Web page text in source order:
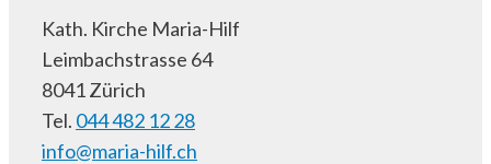
Kath. Kirche Maria-Hilf
Leimbachstrasse 64
8041 Zürich
Tel. 044 482 12 28
info@maria-hilf.ch